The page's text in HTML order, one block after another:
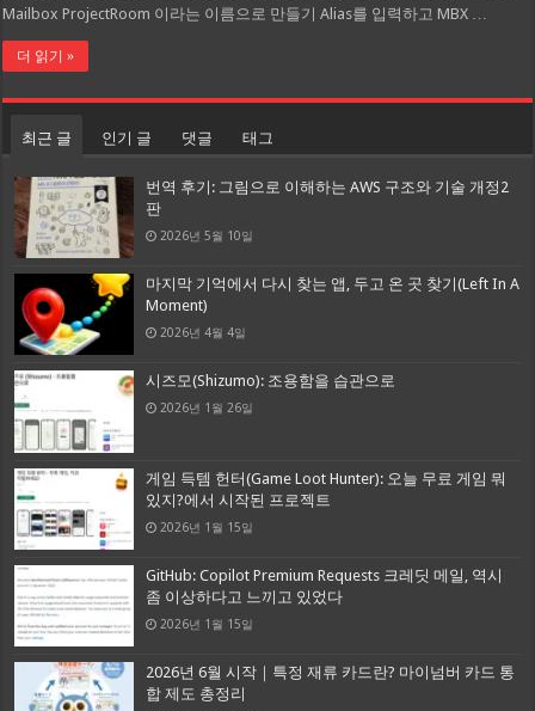
Mailbox ProjectRoom 이라는 이름으로 만들기 Alias를 입력하고 MBX …
더 읽기 »
최근 글 인기 글 댓글 태그
번역 후기: 그림으로 이해하는 AWS 구조와 기술 개정2
판
2026년 5월 10일
마지막 기억에서 다시 찾는 앱, 두고 온 곳 찾기(Left In A
Moment)
2026년 4월 4일
시즈모(Shizumo): 조용함을 습관으로
2026년 1월 26일
게임 득템 헌터(Game Loot Hunter): 오늘 무료 게임 뭐
있지?에서 시작된 프로젝트
2026년 1월 15일
GitHub: Copilot Premium Requests 크레딧 메일, 역시
좀 이상하다고 느끼고 있었다
2026년 1월 15일
2026년 6월 시작｜특정 재류 카드란? 마이넘버 카드 통
합 제도 총정리